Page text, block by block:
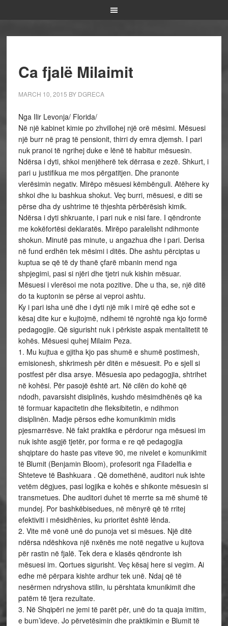
Ca fjalë Milaimit
MARCH 10, 2015 BY DGRECA
Nga Ilir Levonja/ Florida/
Në një kabinet kimie po zhvillohej një orë mësimi. Mësuesi
një burr në prag të pensionit, thirri dy emra djemsh. I pari
nuk pranoi të ngrihej duke e lënë të habitur mësuesin.
Ndërsa i dyti, shkoi menjëherë tek dërrasa e zezë. Shkurt, i
pari u justifikua me mos përgatitjen. Dhe pranonte
vlerësimin negativ. Mirëpo mësuesi këmbënguli. Atëhere ky
shkoi dhe iu bashkua shokut. Veç burri, mësuesi, e diti se
përse dha dy ushtrime të thjeshta përbërësish kimik.
Ndërsa i dyti shkruante, i pari nuk e nisi fare. I qëndronte
me kokëfortësi deklaratës. Mirëpo paralelisht ndihmonte
shokun. Minutë pas minute, u angazhua dhe i pari. Derisa
në fund erdhën tek mësimi i ditës. Dhe ashtu përciptas u
kuptua se që të dy thanë çfarë mbanin mend nga
shpjegimi, pasi si njëri dhe tjetri nuk kishin mësuar.
Mësuesi i vlerësoi me nota pozitive. Dhe u tha, se, një ditë
do ta kuptonin se përse ai veproi ashtu.
Ky i pari isha unë dhe i dyti një mik i mirë që edhe sot e
kësaj dite kur e kujtojmë, ndihemi të ngrohtë nga kjo formë
pedagogjie. Që sigurisht nuk i përkiste aspak mentalitetit të
kohës. Mësuesi quhej Milaim Peza.
1. Mu kujtua e gjitha kjo pas shumë e shumë postimesh,
emisionesh, shkrimesh për ditën e mësuesit. Po e sjell si
postfest për disa arsye. Mësuesia apo pedagogjia, shtrihet
në kohësi. Për pasojë është art. Në cilën do kohë që
ndodh, pavarsisht disiplinës, kushdo mësimdhënës që ka
të formuar kapacitetin dhe fleksibitetin, e ndihmon
disiplinën. Madje përsos edhe komunikimin midis
pjesmarrësve. Në fakt praktika e përdorur nga mësuesi im
nuk ishte asgjë tjetër, por forma e re që pedagogjia
shqiptare do haste pas viteve 90, me nivelet e komunikimit
të Blumit (Benjamin Bloom), profesorit nga Filadelfia e
Shteteve të Bashkuara . Që domethënë, auditori nuk ishte
vetëm dëgjues, pasi logjika e kohës e shikonte mësuesin si
transmetues. Dhe auditori duhet të merrte sa më shumë të
mundej. Por bashkëbisedues, në mënyrë që të rritej
efektiviti i mësidhënies, ku prioritet është lënda.
2. Vite më vonë unë do punoja vet si mësues. Një ditë
ndërsa ndëshkova një nxënës me notë negative u kujtova
për rastin në fjalë. Tek dera e klasës qëndronte ish
mësuesi im. Qortues sigurisht. Veç kësaj here si vegim. Ai
edhe më përpara kishte ardhur tek unë. Ndaj që të
nesërmen ndryshova stilin, iu përshtata kmunikimit dhe
patëm të tjera rezultate.
3. Në Shqipëri ne jemi të parët për, unë do ta quaja imitim,
e bum’ideve. Jo përvetësimin dhe praktikimin e Blumit të